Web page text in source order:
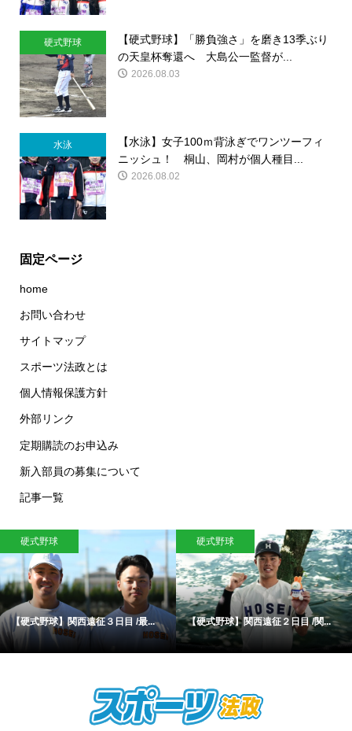
硬式野球
【硬式野球】「勝負強さ」を磨き13季ぶり
の天皇杯奪還へ 大島公一監督が...
2026.08.03
水泳
【水泳】女子100ｍ背泳ぎでワンツーフィ
ニッシュ！ 桐山、岡村が個人種目...
2026.08.02
固定ページ
home
お問い合わせ
サイトマップ
スポーツ法政とは
個人情報保護方針
外部リンク
定期購読のお申込み
新入部員の募集について
記事一覧
硬式野球
【硬式野球】関西遠征３日目 /最...
硬式野球
【硬式野球】関西遠征２日目 /関...